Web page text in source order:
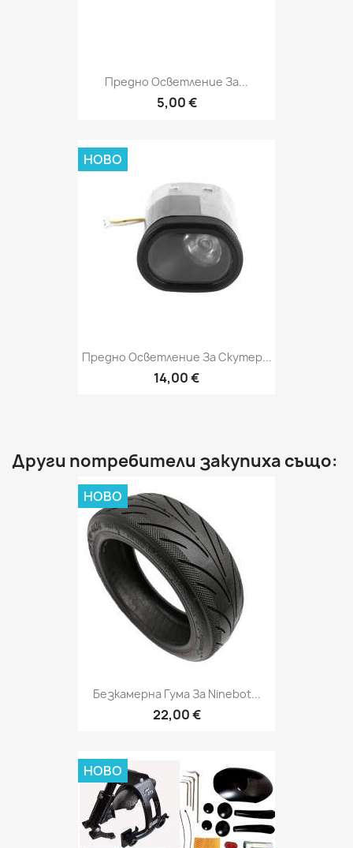
Предно Осветление За...
5,00 €
Предно Осветление За Скутер...
14,00 €
НОВО
Други потребители закупиха също:
Безкамерна Гума За Ninebot...
22,00 €
НОВО
НОВО